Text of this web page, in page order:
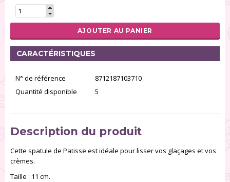
Outils pour pâte à sucre (86)
Presses à textures (26)
RÉINITIALISER LA RECHERCHE
AJOUTER AU PANIER
CARACTÉRISTIQUES
N° de référence
8712187103710
Quantité disponible
5
Description du produit
Cette spatule de Patisse est idéale pour lisser vos glaçages et vos
crèmes.
Taille : 11 cm.